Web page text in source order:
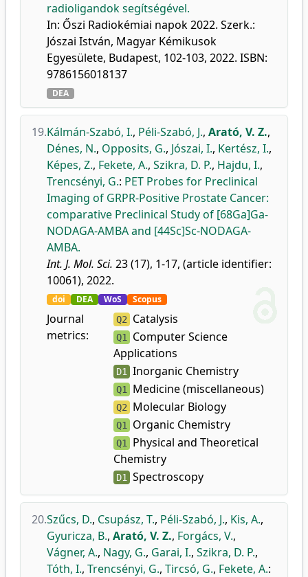
radioligandok segítségével.
In: Őszi Radiokémiai napok 2022. Szerk.:
Jószai István, Magyar Kémikusok
Egyesülete, Budapest, 102-103, 2022. ISBN:
9786156018137
DEA
19.Kálmán-Szabó, I., Péli-Szabó, J., Arató, V. Z.,
Dénes, N., Opposits, G., Jószai, I., Kertész, I.,
Képes, Z., Fekete, A., Szikra, D. P., Hajdu, I.,
Trencsényi, G.: PET Probes for Preclinical
Imaging of GRPR-Positive Prostate Cancer:
comparative Preclinical Study of [68Ga]Ga-
NODAGA-AMBA and [44Sc]Sc-NODAGA-
AMBA.
Int. J. Mol. Sci. 23 (17), 1-17, (article identifier:
10061), 2022.
doi DEA WoS Scopus
Journal
metrics:
Q2 Catalysis
Q1 Computer Science
Applications
D1 Inorganic Chemistry
Q1 Medicine (miscellaneous)
Q2 Molecular Biology
Q1 Organic Chemistry
Q1 Physical and Theoretical
Chemistry
D1 Spectroscopy
20.Szűcs, D., Csupász, T., Péli-Szabó, J., Kis, A.,
Gyuricza, B., Arató, V. Z., Forgács, V.,
Vágner, A., Nagy, G., Garai, I., Szikra, D. P.,
Tóth, I., Trencsényi, G., Tircsó, G., Fekete, A.: